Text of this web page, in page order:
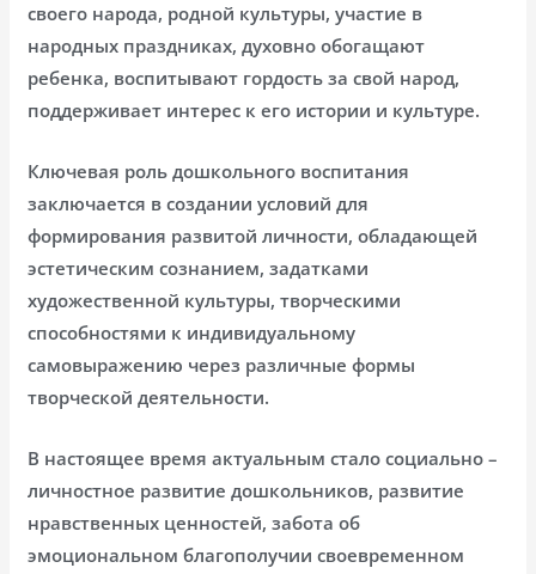
своего народа, родной культуры, участие в
народных праздниках, духовно обогащают
ребенка, воспитывают гордость за свой народ,
поддерживает интерес к его истории и культуре.
Ключевая роль дошкольного воспитания
заключается в создании условий для
формирования развитой личности, обладающей
эстетическим сознанием, задатками
художественной культуры, творческими
способностями к индивидуальному
самовыражению через различные формы
творческой деятельности.
В настоящее время актуальным стало социально –
личностное развитие дошкольников, развитие
нравственных ценностей, забота об
эмоциональном благополучии своевременном